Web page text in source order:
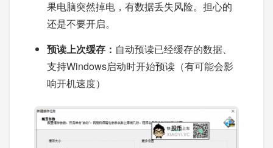
果电脑突然掉电，有数据丢失风险。担心的
还是不要开启。
预读上次缓存： 自动预读已经缓存的数据、
支持Windows启动时开始预读（有可能会影
响开机速度）